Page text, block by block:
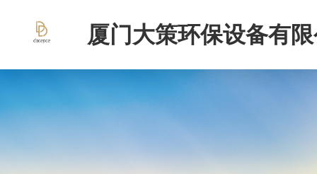
厦门大策环保设备有